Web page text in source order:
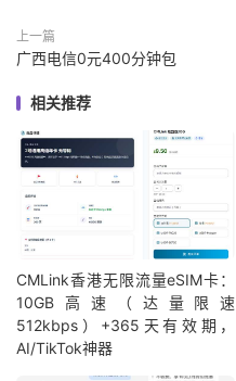
上一篇
广西电信0元400分钟包
相关推荐
CMLink香港无限流量eSIM卡：
10GB高速（达量限速
512kbps）+365天有效期，
AI/TikTok神器